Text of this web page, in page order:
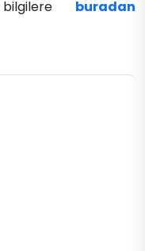
buradan